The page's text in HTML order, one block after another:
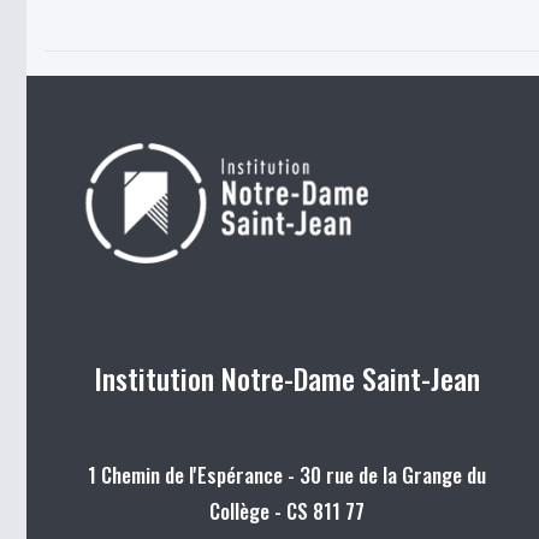
Institution Notre-Dame Saint-Jean
1 Chemin de l'Espérance - 30 rue de la Grange du
Collège - CS 811 77